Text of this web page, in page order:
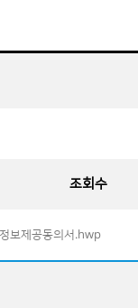
조회수
보제공동의서.hwp